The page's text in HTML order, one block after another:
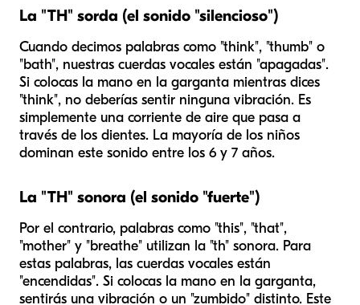
La "TH" sorda (el sonido "silencioso")
Cuando decimos palabras como "think", "thumb" o
"bath", nuestras cuerdas vocales están "apagadas".
Si colocas la mano en la garganta mientras dices
"think", no deberías sentir ninguna vibración. Es
simplemente una corriente de aire que pasa a
través de los dientes. La mayoría de los niños
dominan este sonido entre los 6 y 7 años.
La "TH" sonora (el sonido "fuerte")
Por el contrario, palabras como "this", "that",
"mother" y "breathe" utilizan la "th" sonora. Para
estas palabras, las cuerdas vocales están
"encendidas". Si colocas la mano en la garganta,
sentirás una vibración o un "zumbido" distinto. Este